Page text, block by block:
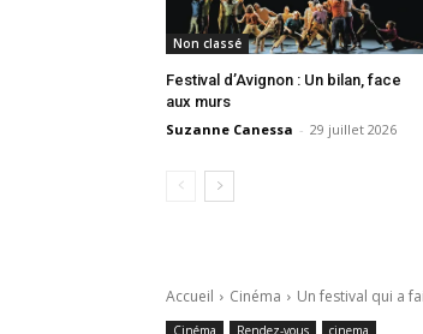
Non classé
Festival d’Avignon : Un bilan, face
aux murs
Suzanne Canessa - 29 juillet 2026